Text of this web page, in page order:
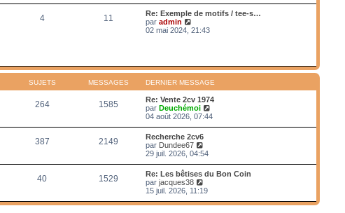
m
e
s
e
r
n
i
e
s
a
g
e
4 11
Re: Exemple de motifs / tee-s…
paradmin
o
d
e
n
i
e
r
m
e
s
s
a
g
e
02 mai 2024, 21:43
SUJETS MESSAGES DERNIER MESSAGE
264 1585
Re: Vente 2cv 1974
parDeuchémoi
o
e
r
e
r
04 août 2026, 07:44
387 2149
Recherche 2cv6
par Dundee67
o
r
l
e
d
e
29 juil. 2026, 04:54
40 1529
Re: Les bêtises du Bon Coin
parjacques38
o
r
15 juil. 2026, 11:19